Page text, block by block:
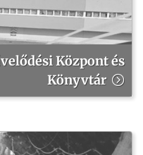
Központ és
Könyvtár